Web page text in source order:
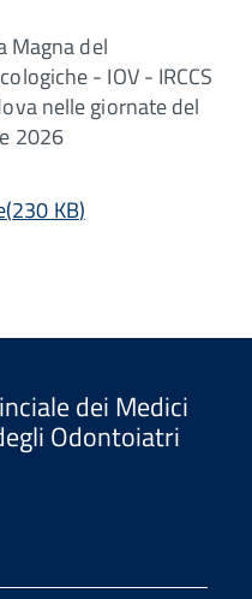
Magna del
- IOV - IRCCS
nelle giornate del
2026
(230 KB)
dei Medici
Odontoiatri